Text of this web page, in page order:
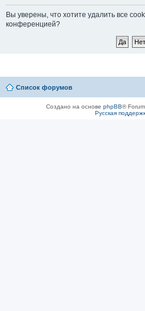
Вы уверены, что хотите удалить все
конференцией?
Список форумов
Создано на основе phpBB®
Русская